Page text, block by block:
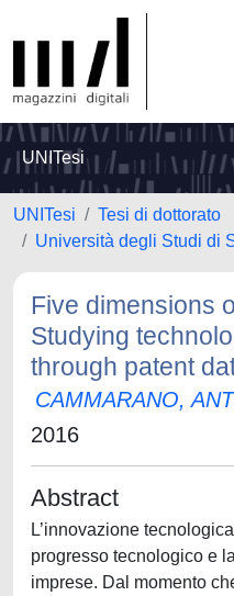
UNITesi
UNITesi
Tesi di dottorato
Università degli Studi di
Five dimensions
Studying
through patent
CAMMARANO,
2016
Abstract
L’innovazione
progresso tecnologico e
imprese. Dal momento